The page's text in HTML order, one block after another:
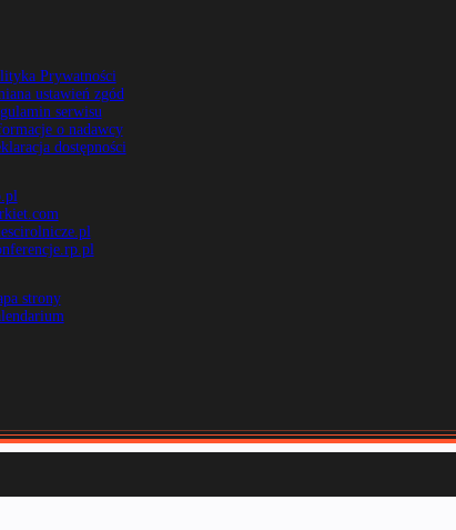
Prywatności
ustawień zgód
serwisu
o nadawcy
dostępności
strony